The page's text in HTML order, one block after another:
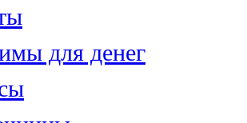
для денег